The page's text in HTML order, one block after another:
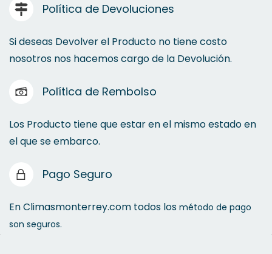
Política de Devoluciones
Si deseas Devolver el Producto no tiene costo
nosotros nos hacemos cargo de la Devolución.
Política de Rembolso
Los Producto tiene que estar en el mismo estado en
el que se embarco.
Pago Seguro
En Climasmonterrey.com todos los método de pago
son seguros.